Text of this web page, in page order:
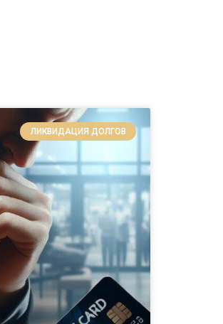
ЛИКВИДАЦИЯ ДОЛГОВ